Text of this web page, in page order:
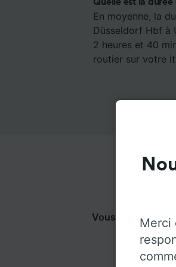
Quelle est la
En moyenne, la
Düsseldorf Hbf à
2 heures et 40
routier sur votre
Vous pouvez
pour
Merci